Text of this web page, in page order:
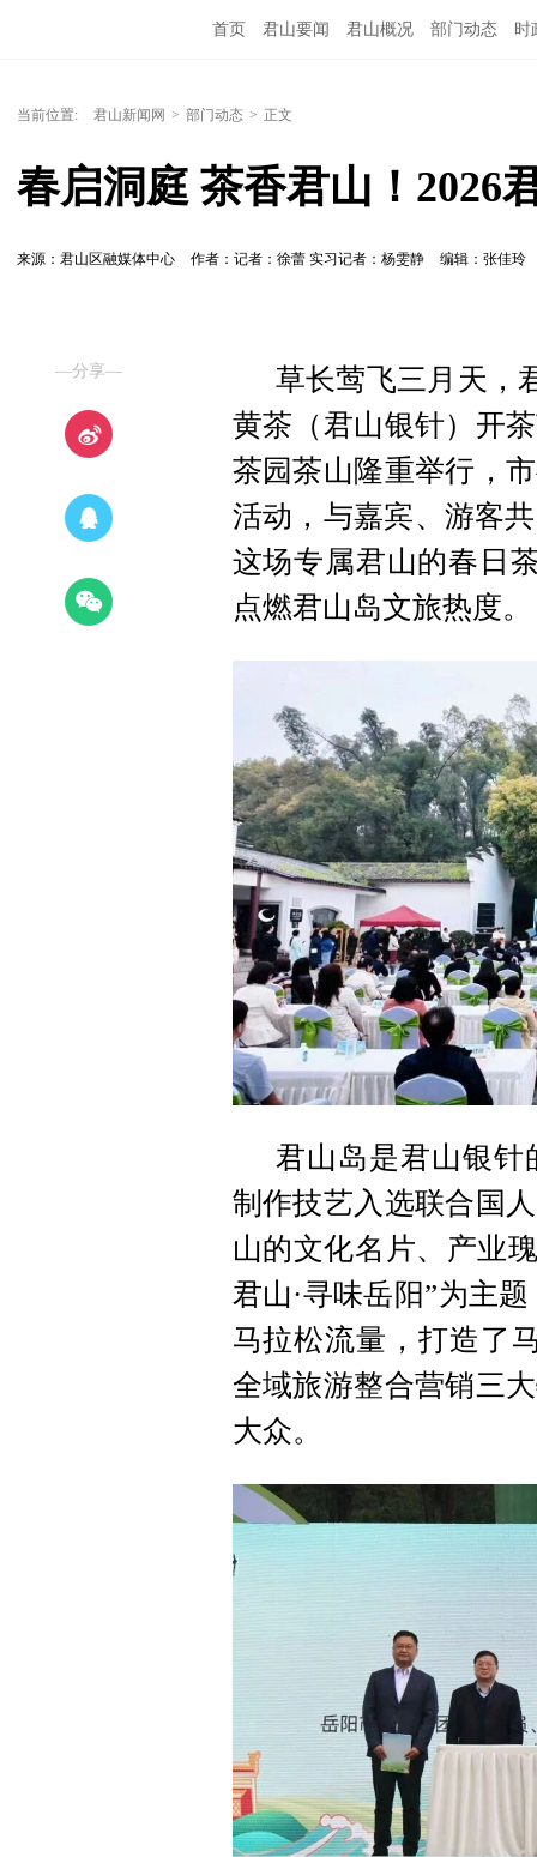
首页 君山要闻 君山概况 部门动态 时
当前位置: 君山新闻网 > 部门动态 > 正文
春启洞庭 茶香君山！2026
来源：君山区融媒体中心 作者：记者：徐蕾 实习记者：杨雯静 编辑：张佳玲
—分享—
草长莺飞三月天，
黄茶（君山银针）开
茶园茶山隆重举行，
活动，与嘉宾、游客
这场专属君山的春日
点燃君山岛文旅热度。
君山岛是君山银针
制作技艺入选联合国
山的文化名片、产业
君山·寻味岳阳”为主
马拉松流量，打造了
全域旅游整合营销三
大众。